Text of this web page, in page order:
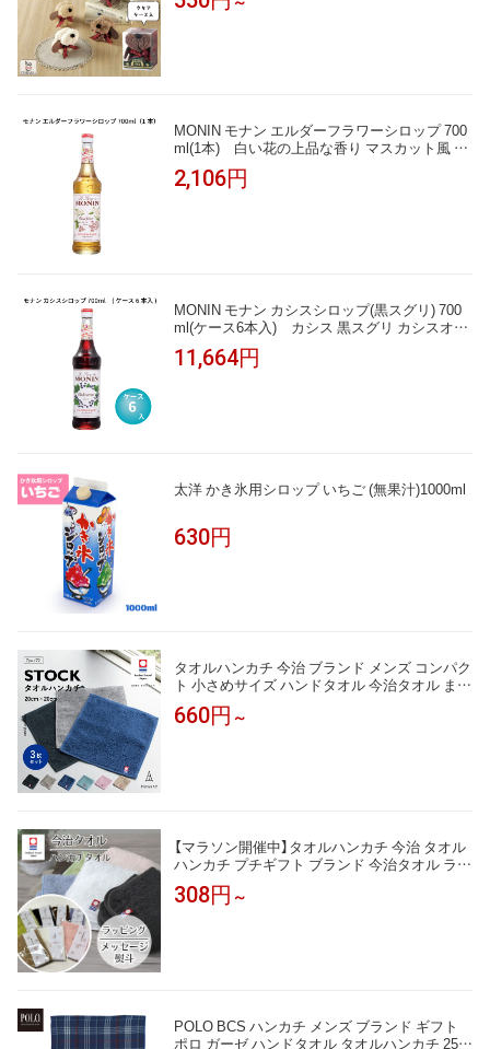
MONIN モナン エルダーフラワーシロップ 700
ml(1本) 白い花の上品な香り マスカット風 ヒ
ューゴ スプリッツ ジントニック ソーダ ノンア
ルコールカクテル モクテル 割り材 業務用 カフ
2,106円
MONIN モナン カシスシロップ(黒スグリ) 700
ml(ケース6本入) カシス 黒スグリ カシスオレ
ンジ カシスソーダ カシスウーロン ノンアルコ
ール モクテル 割り材 業務用 カフェ フレーバ
11,664円
太洋 かき氷用シロップ いちご (無果汁)1000ml
630円
タオルハンカチ 今治 ブランド メンズ コンパク
ト 小さめサイズ ハンドタオル 今治タオル まと
め買い 1枚 3枚セット 手拭きタオル レディース
紳士 20×20cm Tps-172 クリスマス ギフト 新生
660円 ～
【マラソン開催中】タオルハンカチ 今治 タオル
ハンカチ プチギフト ブランド 今治タオル ラッ
ピング 子供 アースカラー 無地 20cm×20cm 入
園 入学 プレゼント 景品 吸水性 こども会 退職
308円 ～
POLO BCS ハンカチ メンズ ブランド ギフト
ポロ ガーゼ ハンドタオル タオルハンカチ 25c